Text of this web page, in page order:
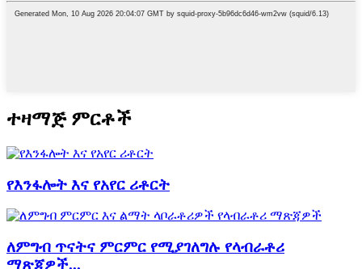
ተዛማጅ ምርቶች
የእንፋሎት እና የአየር ሪቶርት
ለምግብ ጥናትና ምርምር የሚያገለግሉ የላብራቶሪ
ማጽጃዎች...